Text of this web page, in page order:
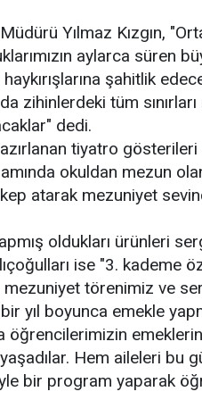
Yılmaz Kızgın,
aylarca süren
şahitlik
zihinlerdeki tüm
dedi.
tiyatro
okuldan mezun
atarak mezuniyet
oldukları ürünleri
ise "3. kademe
törenimiz ve
yıl boyunca emekle
öğrencilerimizin
Hem aileleri bu
bir program yaparak